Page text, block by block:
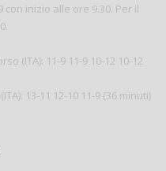
inizio alle ore 9.30. Per il
(ITA): 11-9 11-9 10-12 10-12
13-11 12-10 11-9 (36 minuti)